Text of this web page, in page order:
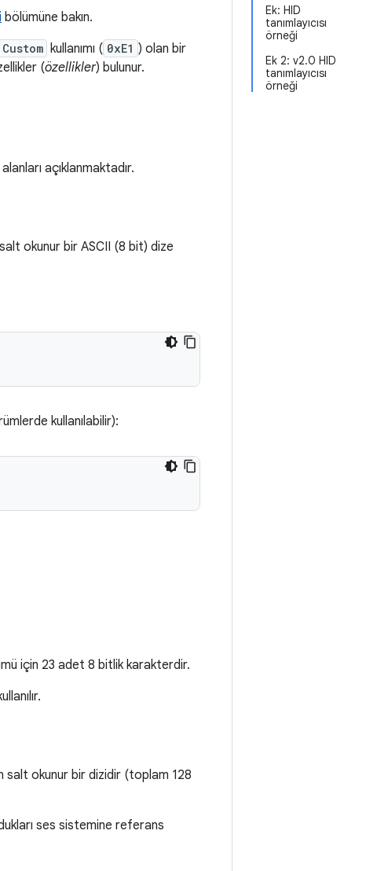
Ek: HID
tanımlayıcısı
örneği
Ek 2: v2.0 HID
tanımlayıcısı
örneği
bölümüne bakın.
kullanımı ( 0xE1 ) olan bir
(özellikler) bulunur.
açıklanmaktadır.
okunur bir ASCII (8 bit) dize
kullanılabilir):
için 23 adet 8 bitlik karakterdir.
salt okunur bir dizidir (toplam 128
ses sistemine referans